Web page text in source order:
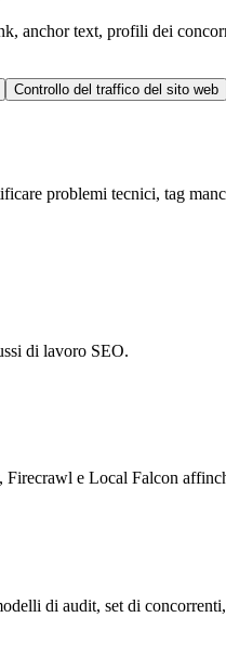
text, profili dei
Controllo del traffico del sito web
problemi tecnici, tag
di lavoro SEO.
e Local Falcon
di audit, set di